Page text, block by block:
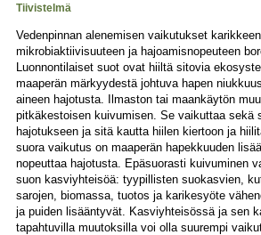
Tiivistelmä
Vedenpinnan alenemisen vaikutukset
mikrobiaktiivisuuteen ja hajoamisnopeuteen
Luonnontilaiset suot ovat hiiltä sitovia
maaperän märkyydestä johtuva hapen
aineen hajotusta. Ilmaston tai maankäytön
pitkäkestoisen kuivumisen. Se vaikuttaa sekä
hajotukseen ja sitä kautta hiilen kiertoon ja
suora vaikutus on maaperän hapekkuuden
nopeuttaa hajotusta. Epäsuorasti kuivuminen
suon kasviyhteisöä: tyypillisten suokasvien,
sarojen, biomassa, tuotos ja karikesyöte
ja puiden lisääntyvät. Kasviyhteisössä ja sen
tapahtuvilla muutoksilla voi olla suurempi